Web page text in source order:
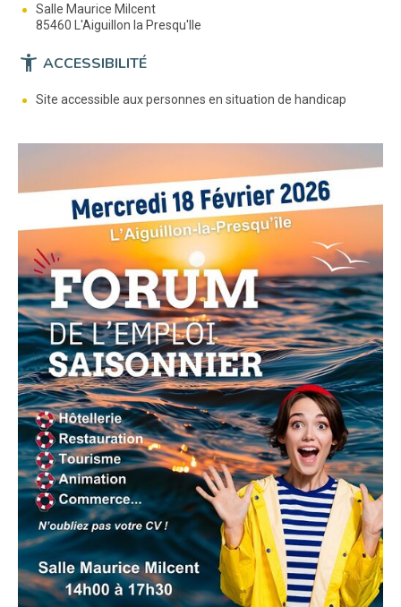
Salle Maurice Milcent
85460 L'Aiguillon la Presqu'Ile
accessibility_new ACCESSIBILITÉ
Site accessible aux personnes en situation de handicap